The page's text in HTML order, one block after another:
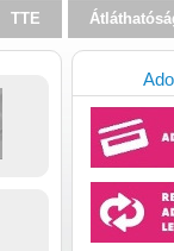
TTE